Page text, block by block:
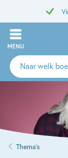
MENU
Zoeken
naar
uitgevers
Thema’s